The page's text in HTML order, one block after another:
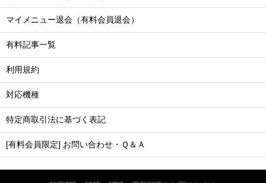
マイメニュー退会（有料会員退会）
有料記事一覧
利用規約
対応機種
特定商取引法に基づく表記
[有料会員限定] お問い合わせ・Ｑ＆Ａ